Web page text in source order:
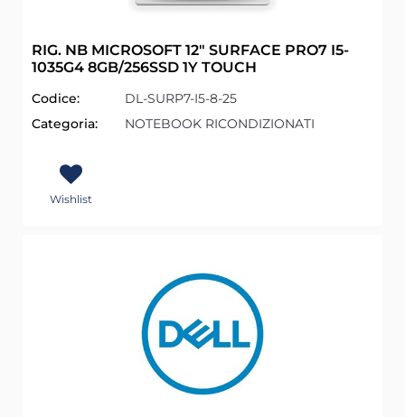
RIG. NB MICROSOFT 12" SURFACE PRO7 I5-
1035G4 8GB/256SSD 1Y TOUCH
Codice:
DL-SURP7-I5-8-25
Categoria:
NOTEBOOK RICONDIZIONATI
Wishlist